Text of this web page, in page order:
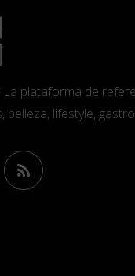
La plataforma de
lifestyle,